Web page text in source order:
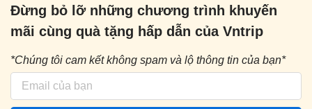
Đừng bỏ lỡ những chương trình khuyến
mãi cùng quà tặng hấp dẫn của Vntrip
*Chúng tôi cam kết không spam và lộ thông tin của bạn*